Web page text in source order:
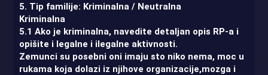
5. Tip familije: Kriminalna / Neutralna
Kriminalna
5.1 Ako je kriminalna, navedite detaljan opis RP-a i
opišite i legalne i ilegalne aktivnosti.
Zemunci su posebni oni imaju sto niko nema, moc u
rukama koja dolazi iz njihove organizacije,mozga i